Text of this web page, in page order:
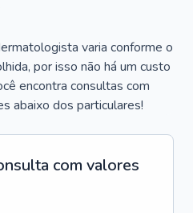
varia conforme o
por isso não há um custo
encontra consultas com
abaixo dos particulares!
com valores